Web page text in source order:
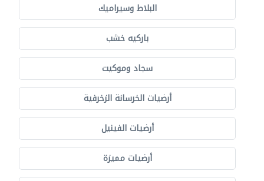
البلاط وسيراميك
باركيه خشب
سجاد وموكيت
أرضيات الخرسانة الزخرفية
أرضيات الفينيل
أرضيات مميزة